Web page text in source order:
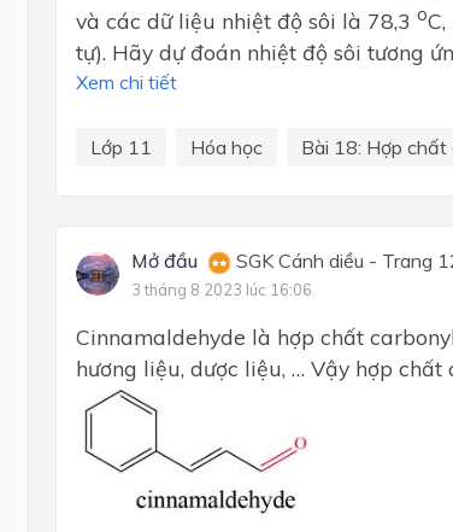
và các dữ liệu nhiệt độ sôi là 78,3 o
tự). Hãy dự đoán nhiệt độ sôi tương
Xem chi tiết
Lớp 11 Hóa học Bài 18: Hợp chất
Mở đầu SGK Cánh diều - Trang
3 tháng 8 2023 lúc 16:06
Cinnamaldehyde là hợp chất
hương liệu, dược liệu, … Vậy hợp chất